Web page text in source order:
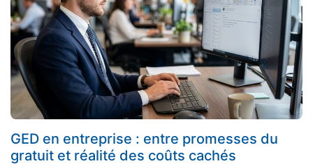
GED en entreprise : entre promesses du
gratuit et réalité des coûts cachés